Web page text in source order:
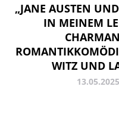
„JANE AUSTEN
IN MEINEM
WITZ UND
13.05.2025